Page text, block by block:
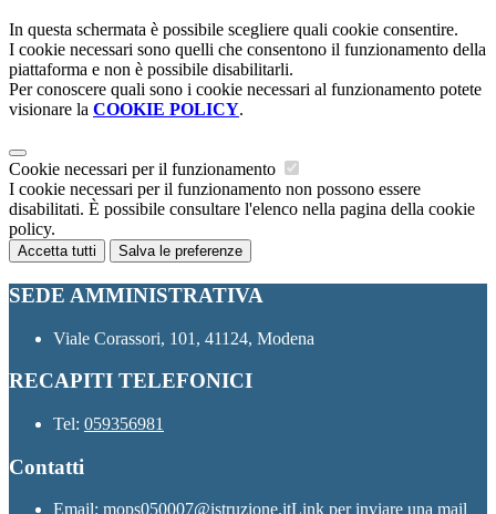
In questa schermata è possibile scegliere quali cookie consentire.
I cookie necessari sono quelli che consentono il funzionamento della
piattaforma e non è possibile disabilitarli.
Per conoscere quali sono i cookie necessari al funzionamento potete
visionare la COOKIE POLICY.
Cookie necessari per il funzionamento
I cookie necessari per il funzionamento non possono essere
disabilitati. È possibile consultare l'elenco nella pagina della cookie
policy.
Accetta tutti Salva le preferenze
SEDE AMMINISTRATIVA
Viale Corassori, 101, 41124, Modena
RECAPITI TELEFONICI
Tel: 059356981
Contatti
Email: mops050007@istruzione.itLink per inviare una mail